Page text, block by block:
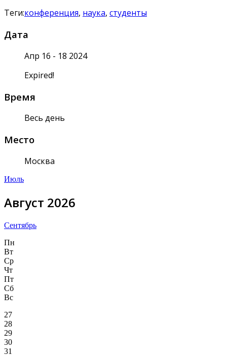
Теги:конференция, наука, студенты
Дата
Апр 16 - 18 2024
Expired!
Время
Весь день
Место
Москва
Июль
Август 2026
Сентябрь
Пн
Вт
Ср
Чт
Пт
Сб
Вс
27
28
29
30
31